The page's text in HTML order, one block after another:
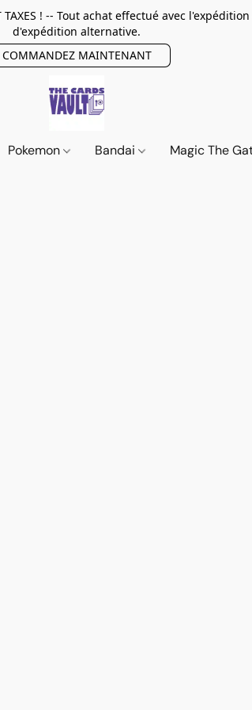
TAXES ! -- Tout achat effectué avec
d'expédition alternative.
COMMANDEZ MAINTENANT
Pokemon Bandai Magic The